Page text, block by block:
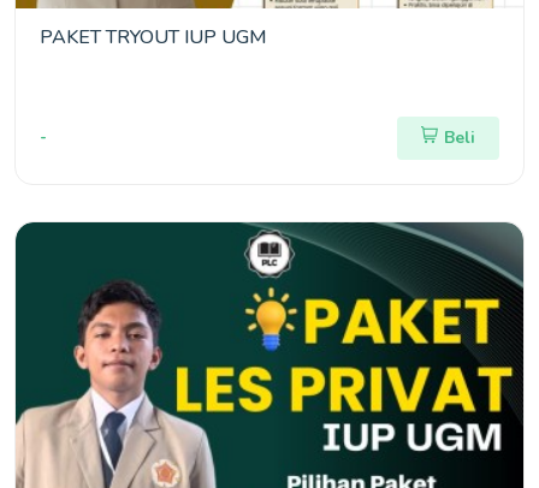
PAKET TRYOUT IUP UGM
- Beli